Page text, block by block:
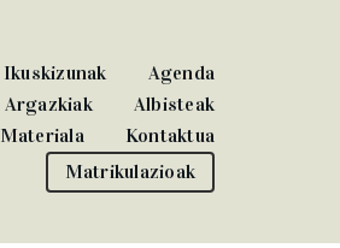
Ikuskizunak
Agenda
Argazkiak
Albisteak
Materiala
Kontaktua
Matrikulazioak